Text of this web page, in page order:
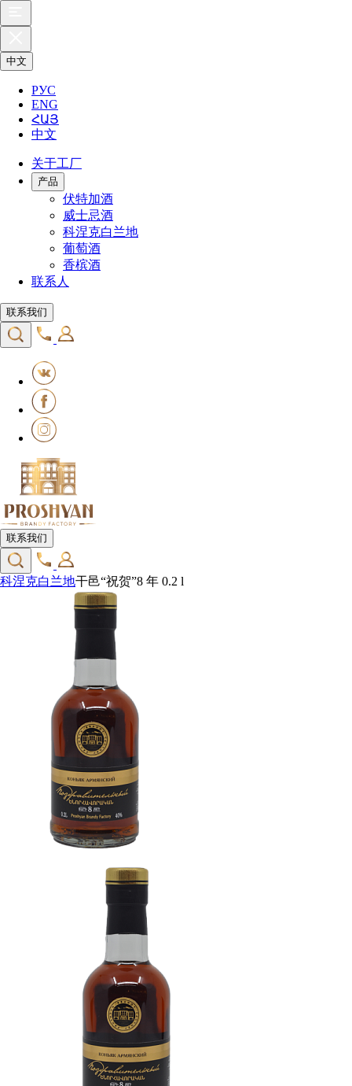
中文
РУС
ENG
ՀԱՅ
中文
关于工厂
产品
伏特加酒
威士忌酒
科涅克白兰地
葡萄酒
香槟酒
联系人
联系我们
联系我们
科涅克白兰地干邑“祝贺”8 年 0.2 l